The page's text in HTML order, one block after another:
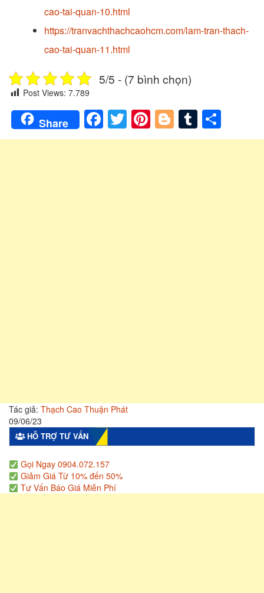
cao-tai-quan-10.html
https://tranvachthachcaohcm.com/lam-tran-thach-
cao-tai-quan-11.html
5/5 - (7 bình chọn)
Post Views: 7.789
Share Facebook
TwitterPinterest
Blogger
Tumblr
Tác giả: Thạch Cao Thuận Phát
09/06/23
HỖ TRỢ TƯ VẤN
Gọi Ngay 0904.072.157
Giảm Giá Từ 10% đến 50%
Tư Vấn Báo Giá Miễn Phí